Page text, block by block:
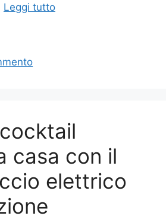
Leggi tutto
casa con il
elettrico